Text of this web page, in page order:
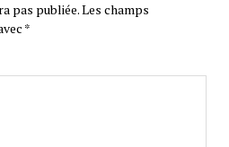
pas publiée.Les champs
*